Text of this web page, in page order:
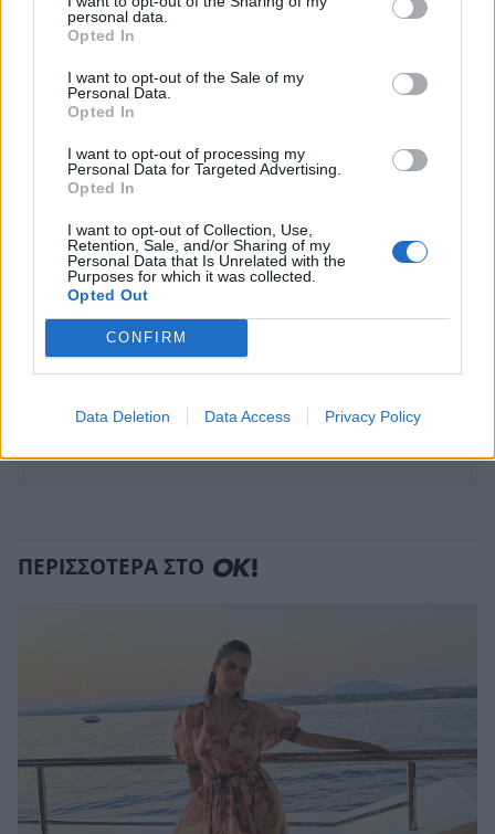
personal data.
Opted In
I want to opt-out of the Sale of my
Personal Data.
Opted In
I want to opt-out of processing my
Personal Data for Targeted Advertising.
Opted In
I want to opt-out of Collection, Use,
Retention, Sale, and/or Sharing of my
Personal Data that Is Unrelated with the
Purposes for which it was collected.
Opted Out
CONFIRM
Data Deletion Data Access Privacy Policy
«Από τον Γιάγκο Δράκο στη “Γη της Ελιάς”:
Αυτές είναι οι 5 ελληνικές σειρές που
“έσπασαν” το κοντέρ των επεισοδίων!»
ΠΕΡΙΣΣΟΤΕΡΑ ΣΤΟ